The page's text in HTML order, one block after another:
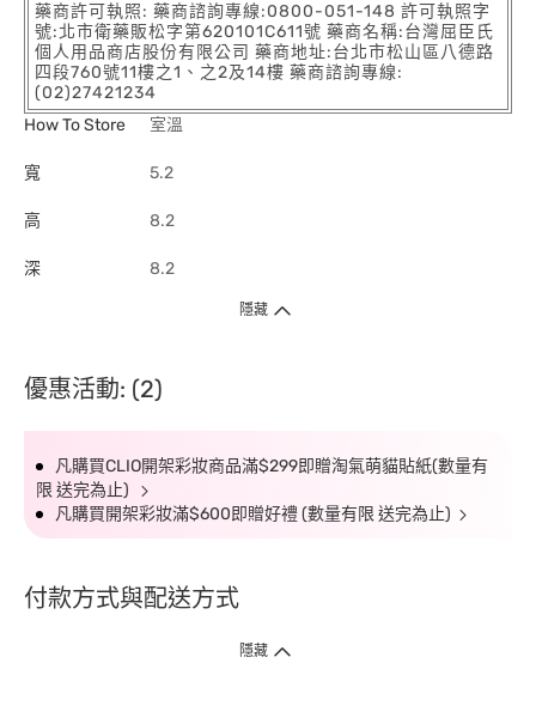
藥商許可執照: 藥商諮詢專線:0800-051-148 許可執照字
號:北市衛藥販松字第620101C611號 藥商名稱:台灣屈臣氏
個人用品商店股份有限公司 藥商地址:台北市松山區八德路
四段760號11樓之1、之2及14樓 藥商諮詢專線:
(02)27421234
How To Store
室溫
寬 5.2
高 8.2
深 8.2
隱藏
優惠活動: (2)
凡購買CLIO開架彩妝商品滿$299即贈淘氣萌貓貼紙(數量有
限 送完為止)
凡購買開架彩妝滿$600即贈好禮 (數量有限 送完為止)
付款方式與配送方式
隱藏